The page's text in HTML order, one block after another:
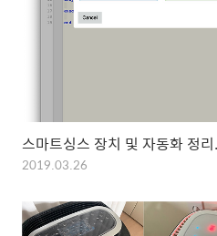
스마트싱스 장치 및 자동화 정
2019.03.26